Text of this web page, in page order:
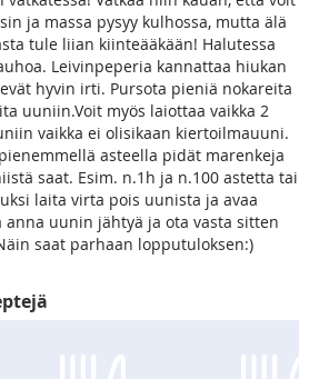
ja massa pysyy kulhossa, mutta älä
tule liian kiinteääkään! Halutessa
Leivinpeperia kannattaa hiukan
hyvin irti. Pursota pieniä nokareita
uuniin.Voit myös laiottaa vaikka 2
vaikka ei olisikaan kiertoilmauuni.
asteella pidät marenkeja
saat. Esim. n.1h ja n.100 astetta tai
laita virta pois uunista ja avaa
uunin jähtyä ja ota vasta sitten
saat parhaan lopputuloksen:)